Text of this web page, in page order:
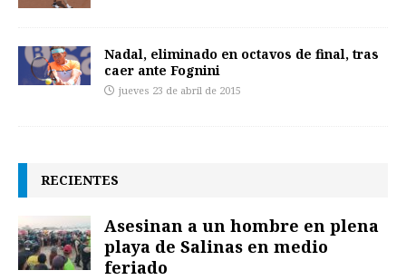
Nadal, eliminado en octavos de final, tras
caer ante Fognini
jueves 23 de abril de 2015
RECIENTES
Asesinan a un hombre en plena
playa de Salinas en medio
feriado